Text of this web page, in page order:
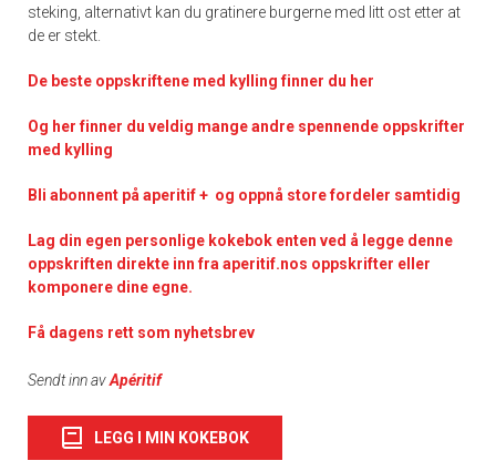
steking, alternativt kan du gratinere burgerne med litt ost etter at
de er stekt.
De beste oppskriftene med kylling finner du her
Og her finner du veldig mange andre spennende oppskrifter
med kylling
Bli abonnent på aperitif + og oppnå store fordeler samtidig
Lag din egen personlige kokebok enten ved å legge denne
oppskriften direkte inn fra aperitif.nos oppskrifter eller
komponere dine egne.
Få dagens rett som nyhetsbrev
Sendt inn avApéritif
LEGG I MIN KOKEBOK